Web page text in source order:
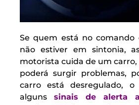
Se quem está no comando
não estiver em sintonia,
motorista cuida de um
poderá surgir problemas,
carro está desregulado, o
alguns sinais de alerta